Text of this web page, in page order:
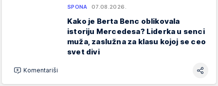
SPONA 07.08.2026.
Kako je Berta Benc oblikovala
istoriju Mercedesa? Liderka u senci
muža, zaslužna za klasu kojoj se ceo
svet divi
Komentariši